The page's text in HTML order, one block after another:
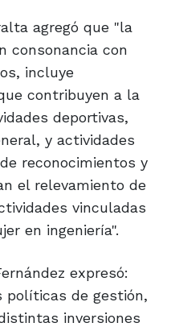
agregó que "la
consonancia con
incluye
contribuyen a la
deportivas,
y actividades
reconocimientos y
el relevamiento de
vinculadas
en ingeniería".
expresó:
políticas de gestión,
inversiones